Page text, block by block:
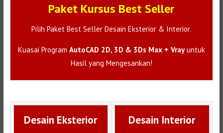
Paket Kursus Best Seller
Pilih Paket Best Seller Desain Eksterior & Interior.
Kuasai Program AutoCAD 2D, 3D & 3Ds Max + Vrayuntuk
Hasil yang Mengesankan!
Desain Eksterior Desain Interior